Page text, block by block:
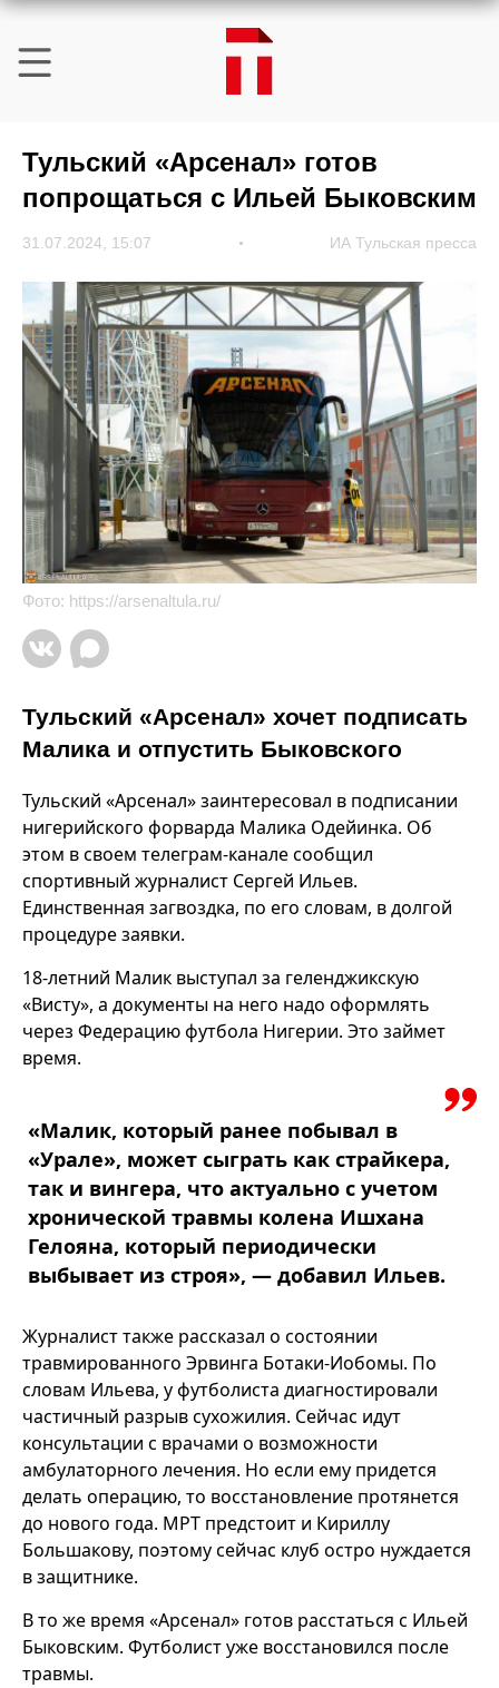
Тульский «Арсенал» готов
попрощаться с Ильей Быковским
31.07.2024, 15:07 ИА Тульская пресса
Фото: https://arsenaltula.ru/
Тульский «Арсенал» хочет подписать
Малика и отпустить Быковского
Тульский «Арсенал» заинтересовал в подписании
нигерийского форварда Малика Одейинка. Об
этом в своем телеграм-канале сообщил
спортивный журналист Сергей Ильев.
Единственная загвоздка, по его словам, в долгой
процедуре заявки.
18-летний Малик выступал за геленджикскую
«Висту», а документы на него надо оформлять
через Федерацию футбола Нигерии. Это займет
время.
«Малик, который ранее побывал в
«Урале», может сыграть как страйкера,
так и вингера, что актуально с учетом
хронической травмы колена Ишхана
Гелояна, который периодически
выбывает из строя», — добавил Ильев.
Журналист также рассказал о состоянии
травмированного Эрвинга Ботаки-Иобомы. По
словам Ильева, у футболиста диагностировали
частичный разрыв сухожилия. Сейчас идут
консультации с врачами о возможности
амбулаторного лечения. Но если ему придется
делать операцию, то восстановление протянется
до нового года. МРТ предстоит и Кириллу
Большакову, поэтому сейчас клуб остро нуждается
в защитнике.
В то же время «Арсенал» готов расстаться с Ильей
Быковским. Футболист уже восстановился после
травмы.